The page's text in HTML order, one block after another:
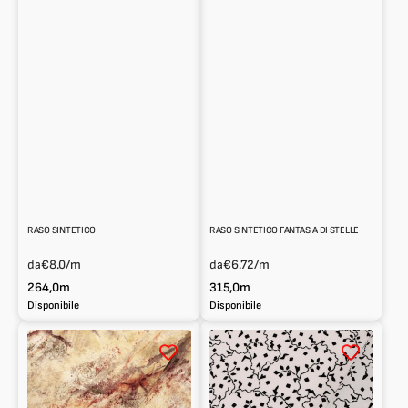
RASO SINTETICO
da€8.0/m
264,0m
Disponibile
RASO SINTETICO FANTASIA DI STELLE
da€6.72/m
315,0m
Disponibile
Raso
sintetico
fantasia
astratta
Raso
sintetico
fantasia
floreale